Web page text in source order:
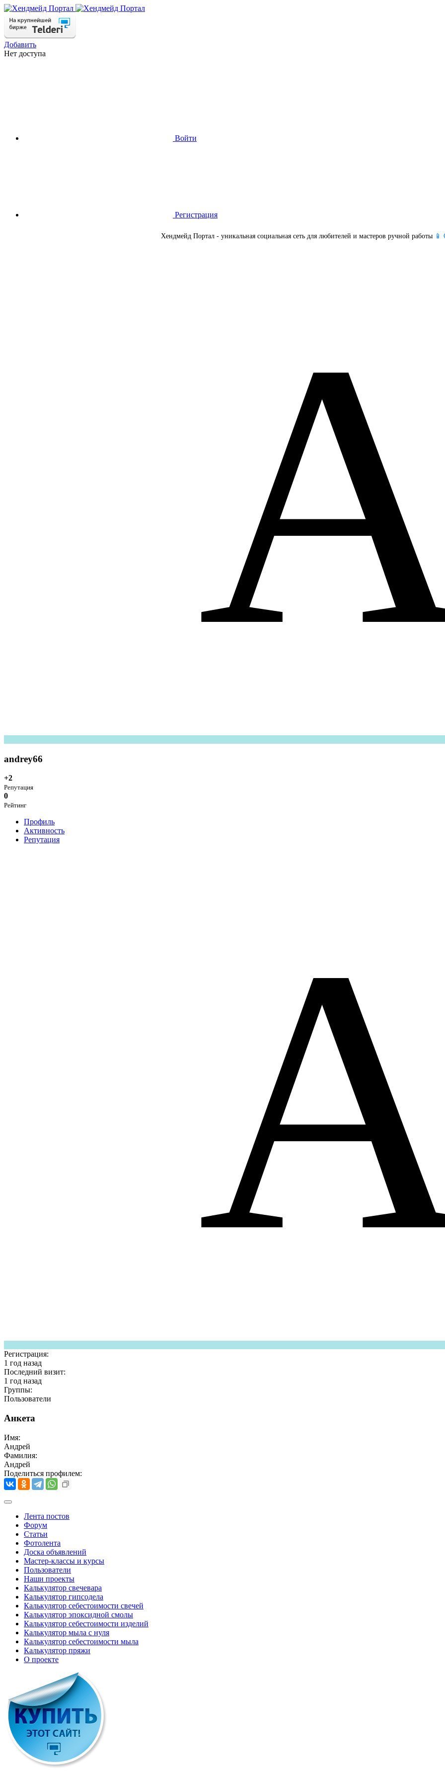
Добавить
Нет доступа
Войти
Регистрация
Хендмейд Портал - уникальная социальная сеть для любителей и мастеров ручной работы 📱
andrey66
+2
Репутация
0
Рейтинг
Профиль
Активность
Репутация
Регистрация:
1 год назад
Последний визит:
1 год назад
Группы:
Пользователи
Анкета
Имя:
Андрей
Фамилия:
Андрей
Поделиться профилем:
Лента постов
Форум
Статьи
Фотолента
Доска объявлений
Мастер-классы и курсы
Пользователи
Наши проекты
Калькулятор свечевара
Калькулятор гипсодела
Калькулятор себестоимости свечей
Калькулятор эпоксидной смолы
Калькулятор себестоимости изделий
Калькулятор мыла с нуля
Калькулятор себестоимости мыла
Калькулятор пряжи
О проекте